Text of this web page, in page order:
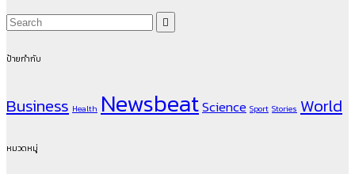
ป้ายกำกับ
Business Health NewsbeatScience Sport Stories World
หมวดหมู่